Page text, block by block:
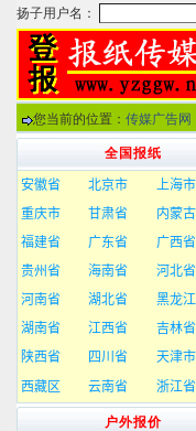
您当前的位置： 传媒广告网
全国报纸
户外报价